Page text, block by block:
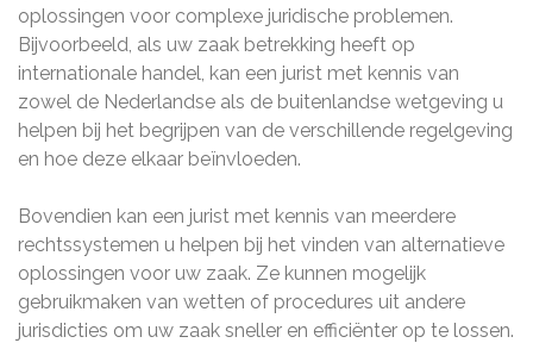
oplossingen voor complexe juridische problemen.
Bijvoorbeeld, als uw zaak betrekking heeft op
internationale handel, kan een jurist met kennis van
zowel de Nederlandse als de buitenlandse wetgeving u
helpen bij het begrijpen van de verschillende regelgeving
en hoe deze elkaar beïnvloeden.
Bovendien kan een jurist met kennis van meerdere
rechtssystemen u helpen bij het vinden van alternatieve
oplossingen voor uw zaak. Ze kunnen mogelijk
gebruikmaken van wetten of procedures uit andere
jurisdicties om uw zaak sneller en efficiënter op te lossen.